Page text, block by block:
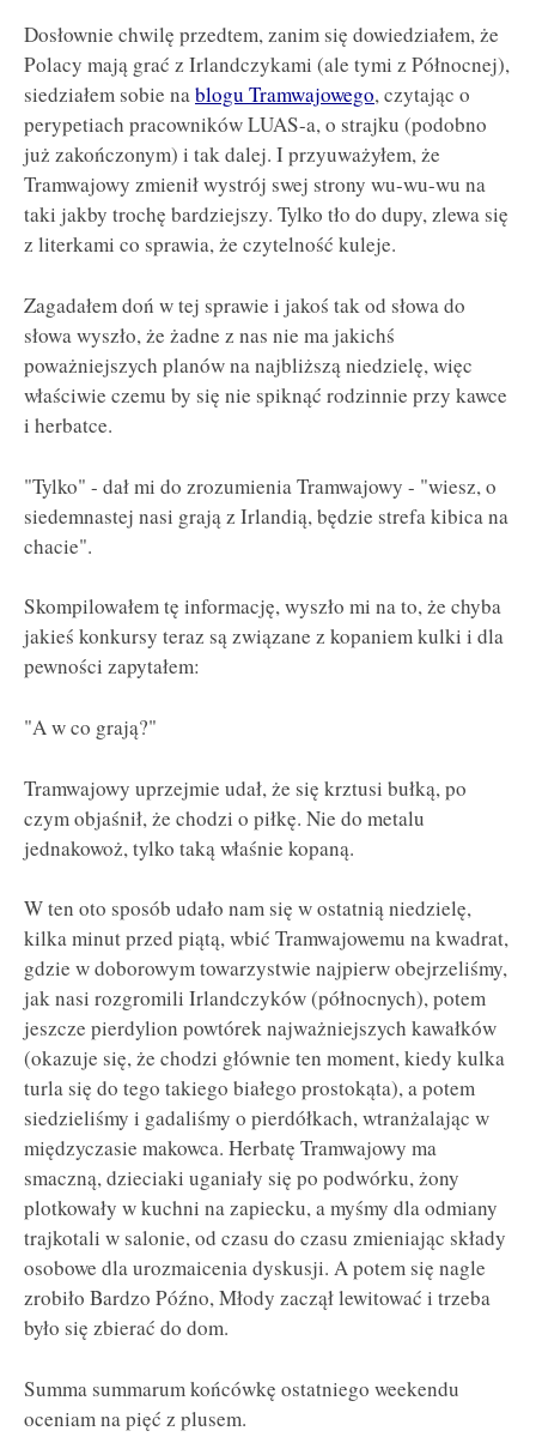
Dosłownie chwilę przedtem, zanim się dowiedziałem, że
Polacy mają grać z Irlandczykami (ale tymi z Północnej),
siedziałem sobie nablogu Tramwajowego, czytając o
perypetiach pracowników LUAS-a, o strajku (podobno
już zakończonym) i tak dalej. I przyuważyłem, że
Tramwajowy zmienił wystrój swej strony wu-wu-wu na
taki jakby trochę bardziejszy. Tylko tło do dupy, zlewa się
z literkami co sprawia, że czytelność kuleje.
Zagadałem doń w tej sprawie i jakoś tak od słowa do
słowa wyszło, że żadne z nas nie ma jakichś
poważniejszych planów na najbliższą niedzielę, więc
właściwie czemu by się nie spiknąć rodzinnie przy kawce
i herbatce.
"Tylko" - dał mi do zrozumienia Tramwajowy - "wiesz, o
siedemnastej nasi grają z Irlandią, będzie strefa kibica na
chacie".
Skompilowałem tę informację, wyszło mi na to, że chyba
jakieś konkursy teraz są związane z kopaniem kulki i dla
pewności zapytałem:
"A w co grają?"
Tramwajowy uprzejmie udał, że się krztusi bułką, po
czym objaśnił, że chodzi o piłkę. Nie do metalu
jednakowoż, tylko taką właśnie kopaną.
W ten oto sposób udało nam się w ostatnią niedzielę,
kilka minut przed piątą, wbić Tramwajowemu na kwadrat,
gdzie w doborowym towarzystwie najpierw obejrzeliśmy,
jak nasi rozgromili Irlandczyków (północnych), potem
jeszcze pierdylion powtórek najważniejszych kawałków
(okazuje się, że chodzi głównie ten moment, kiedy kulka
turla się do tego takiego białego prostokąta), a potem
siedzieliśmy i gadaliśmy o pierdółkach, wtranżalając w
międzyczasie makowca. Herbatę Tramwajowy ma
smaczną, dzieciaki uganiały się po podwórku, żony
plotkowały w kuchni na zapiecku, a myśmy dla odmiany
trajkotali w salonie, od czasu do czasu zmieniając składy
osobowe dla urozmaicenia dyskusji. A potem się nagle
zrobiło Bardzo Późno, Młody zaczął lewitować i trzeba
było się zbierać do dom.
Summa summarum końcówkę ostatniego weekendu
oceniam na pięć z plusem.